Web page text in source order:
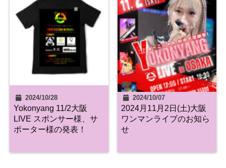
2024/10/28
Yokonyang 11/2大阪
LIVE スポンサー様、サ
ポーター様の発表！
2024/10/07
2024月11月2日(土)大阪
ワンマンライブのお知ら
せ